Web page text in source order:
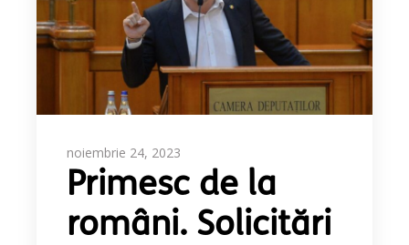
noiembrie 24, 2023
Primesc de la
români. Solicitări